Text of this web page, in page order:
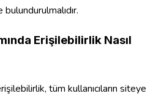
Erişilebilirlik Nasıl
tüm kullanıcıların siteye